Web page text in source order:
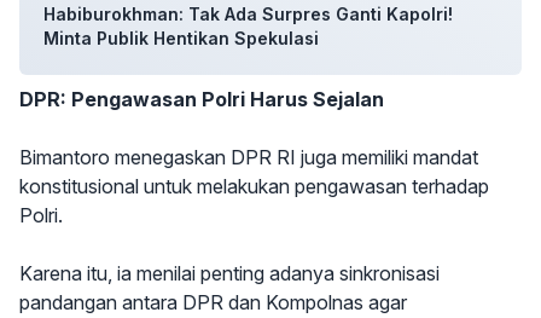
Habiburokhman: Tak Ada Surpres Ganti Kapolri!
Minta Publik Hentikan Spekulasi
DPR: Pengawasan Polri Harus Sejalan
Bimantoro menegaskan DPR RI juga memiliki mandat
konstitusional untuk melakukan pengawasan terhadap
Polri.
Karena itu, ia menilai penting adanya sinkronisasi
pandangan antara DPR dan Kompolnas agar